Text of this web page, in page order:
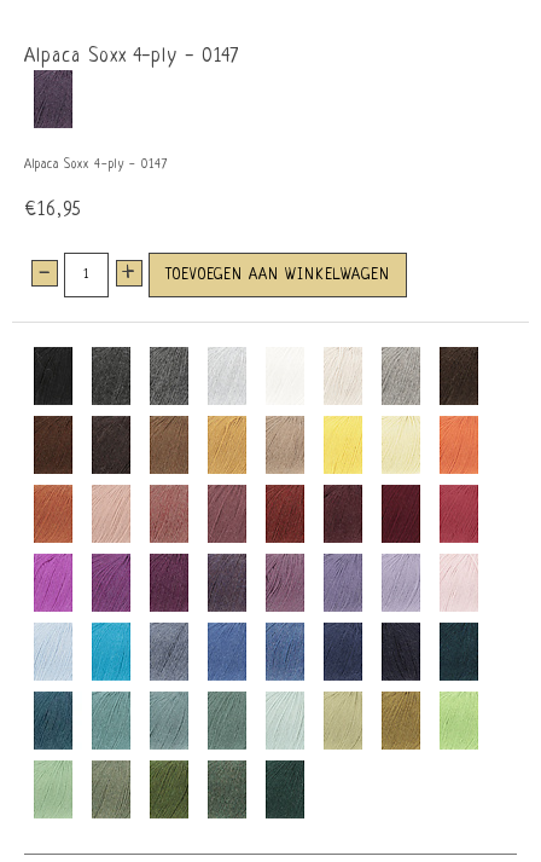
Alpaca Soxx 4-ply - 0147
Alpaca Soxx 4-ply - 0147
€16,95
- + TOEVOEGEN AAN WINKELWAGEN